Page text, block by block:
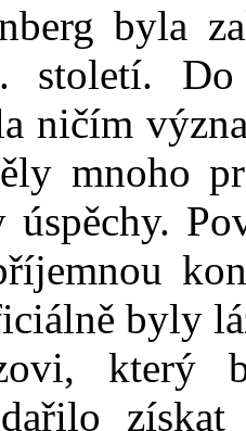
byla
století. Do
ničím
mnoho
úspěchy.
byly
který